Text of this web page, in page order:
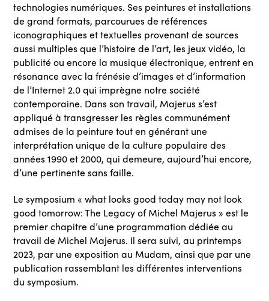
technologies numériques. Ses peintures et installations
de grand formats, parcourues de références
iconographiques et textuelles provenant de sources
aussi multiples que l’histoire de l’art, les jeux vidéo, la
publicité ou encore la musique électronique, entrent en
résonance avec la frénésie d’images et d’information
de l’Internet 2.0 qui imprègne notre société
contemporaine. Dans son travail, Majerus s’est
appliqué à transgresser les règles communément
admises de la peinture tout en générant une
interprétation unique de la culture populaire des
années 1990 et 2000, qui demeure, aujourd’hui encore,
d’une pertinente sans faille.
Le symposium « what looks good today may not look
good tomorrow: The Legacy of Michel Majerus » est le
premier chapitre d’une programmation dédiée au
travail de Michel Majerus. Il sera suivi, au printemps
2023, par une exposition au Mudam, ainsi que par une
publication rassemblant les différentes interventions
du symposium.